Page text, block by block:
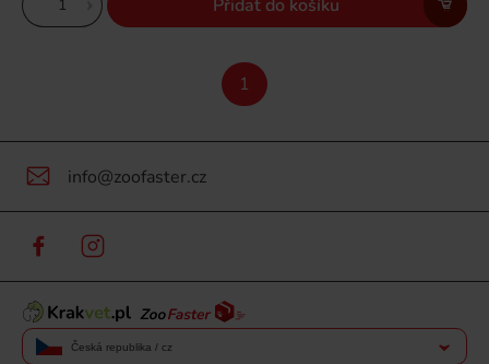
Přidat do košíku
1
info@zoofaster.cz
Česká republika / cz